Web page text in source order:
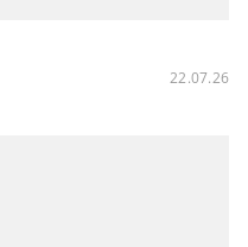
22.07.26